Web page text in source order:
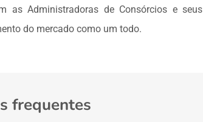
as Administradoras de Consórcios e seus
do mercado como um todo.
frequentes